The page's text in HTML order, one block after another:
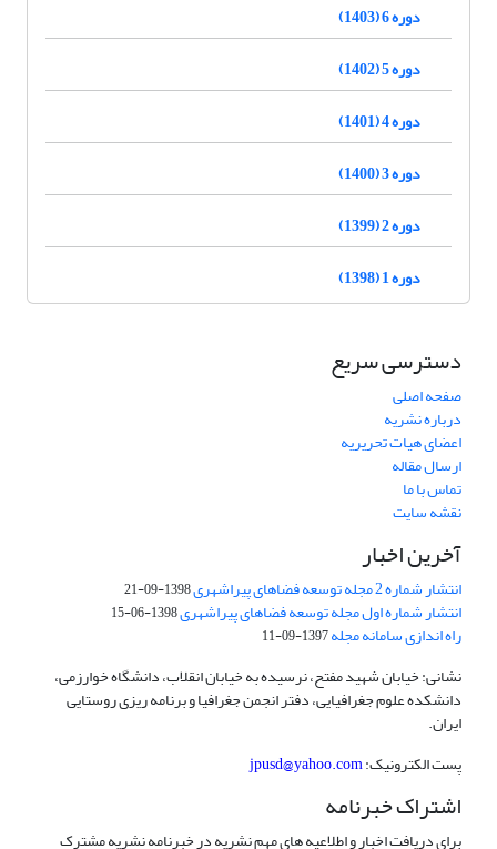
دوره 6 (1403)
دوره 5 (1402)
دوره 4 (1401)
دوره 3 (1400)
دوره 2 (1399)
دوره 1 (1398)
دسترسی سریع
صفحه اصلی
درباره نشریه
اعضای هیات تحریریه
ارسال مقاله
تماس با ما
نقشه سایت
آخرین اخبار
انتشار شماره 2 مجله توسعه فضاهای پیراشهری 1398-09-21
انتشار شماره اول مجله توسعه فضاهای پیراشهری1398-06-15
راه اندازی سامانه مجله1397-09-11
نشانی: خیابان شهید مفتح، نرسیده به خیابان انقلاب، دانشگاه خوارزمی،
دانشکده علوم جغرافیایی، دفتر انجمن جغرافیا و برنامه ریزی روستایی
ایران.
پست الکترونیک:jpusd@yahoo.com
اشتراک خبرنامه
برای دریافت اخبار و اطلاعیه های مهم نشریه در خبرنامه نشریه مشترک